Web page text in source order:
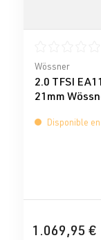
Calificación
Wössner
2.0 TFSI
21mm
Disponible
1.069,95 €